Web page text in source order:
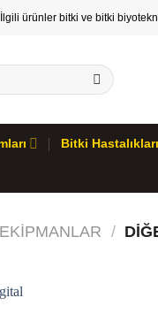
İlgili ürünler bitki ve bitki
Bitki
EKIPMANLAR /